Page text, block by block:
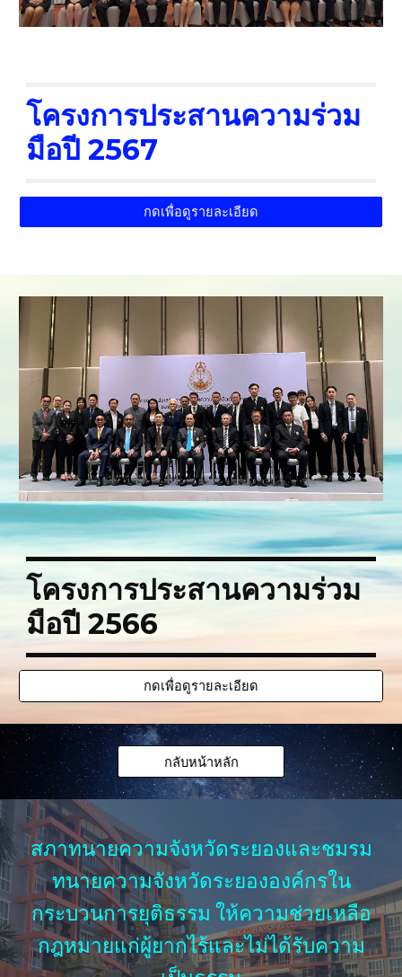
โครงการประสานความร่วม
มือปี 2567
กดเพื่อดูรายละเอียด
โครงการประสานความร่วม
มือปี 2566
กดเพื่อดูรายละเอียด
กลับหน้าหลัก
สภาทนายความจังหวัดระยองและชมรม
ทนายความจังหวัดระยององค์กรใน
กระบวนการยุติธรรม ให้ความช่วยเหลือ
กฎหมายแก่ผู้ยากไร้และไม่ได้รับความ